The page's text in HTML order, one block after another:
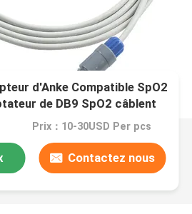
d'Anke Compatible SpO2
de DB9 SpO2 câblent
Prix：10-30USD Per pcs
Contactez nous